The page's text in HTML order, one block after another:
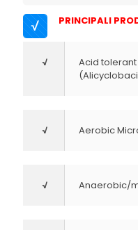
√ PRINCIPALI
√
Acid
√ Aerobic
√ Anaerobic/